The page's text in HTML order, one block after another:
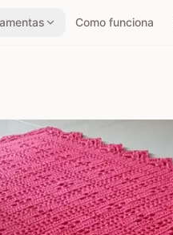
Como funciona